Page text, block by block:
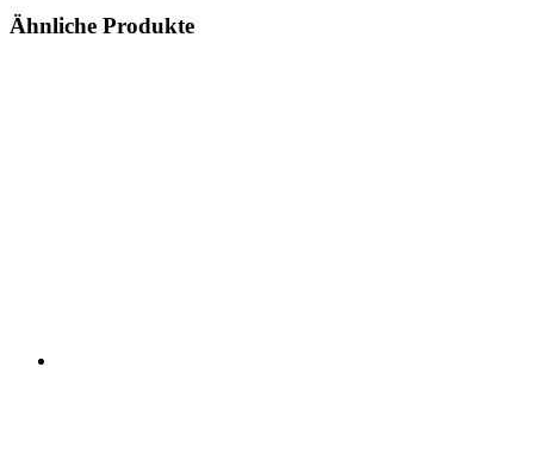
Ähnliche Produkte